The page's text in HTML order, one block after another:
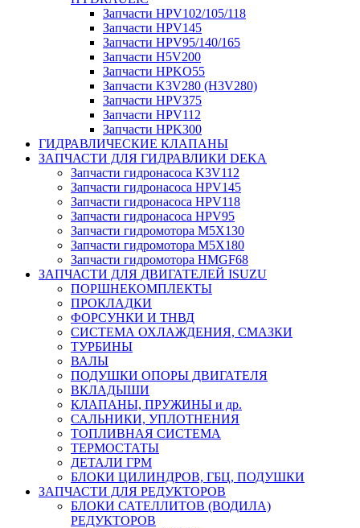
Запчасти HPV102/105/118
Запчасти HPV145
Запчасти HPV95/140/165
Запчасти H5V200
Запчасти HPKO55
Запчасти K3V280 (H3V280)
Запчасти HPV375
Запчасти HPV112
Запчасти HPK300
ГИДРАВЛИЧЕСКИЕ КЛАПАНЫ
ЗАПЧАСТИ ДЛЯ ГИДРАВЛИКИ DEKA
Запчасти гидронасоса K3V112
Запчасти гидронасоса HPV145
Запчасти гидронасоса HPV118
Запчасти гидронасоса HPV95
Запчасти гидромотора M5X130
Запчасти гидромотора M5X180
Запчасти гидромотора HMGF68
ЗАПЧАСТИ ДЛЯ ДВИГАТЕЛЕЙ ISUZU
ПОРШНЕКОМПЛЕКТЫ
ПРОКЛАДКИ
ФОРСУНКИ И ТНВД
СИСТЕМА ОХЛАЖДЕНИЯ, СМАЗКИ
ТУРБИНЫ
ВАЛЫ
ПОДУШКИ ОПОРЫ ДВИГАТЕЛЯ
ВКЛАДЫШИ
КЛАПАНЫ, ПРУЖИНЫ и др.
САЛЬНИКИ, УПЛОТНЕНИЯ
ТОПЛИВНАЯ СИСТЕМА
ТЕРМОСТАТЫ
ДЕТАЛИ ГРМ
БЛОКИ ЦИЛИНДРОВ, ГБЦ, ПОДУШКИ
ЗАПЧАСТИ ДЛЯ РЕДУКТОРОВ
БЛОКИ САТЕЛЛИТОВ (ВОДИЛА)
РЕДУКТОРОВ